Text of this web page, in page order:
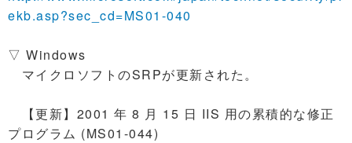
ekb.asp?sec_cd=MS01-040
▽ Windows
マイクロソフトのSRPが更新された。
【更新】2001 年 8 月 15 日 IIS 用の累積的な修正
プログラム (MS01-044)